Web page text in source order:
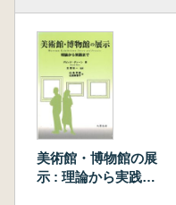
美術館・博物館の展
示 : 理論から実践ま